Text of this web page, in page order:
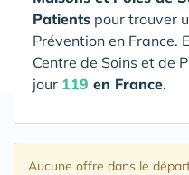
Patients pour trouver
Prévention en France.
Centre de Soins et de
jour 119 en France.
Aucune offre dans le